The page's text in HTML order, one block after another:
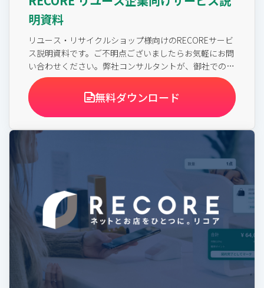
明資料
リユース・リサイクルショップ様向けのRECOREサービ
ス説明資料です。ご不明点ございましたらお気軽にお問
い合わせください。弊社コンサルタントが、御社での活
用方法をアドバイスさせていただきます。
無料ダウンロード